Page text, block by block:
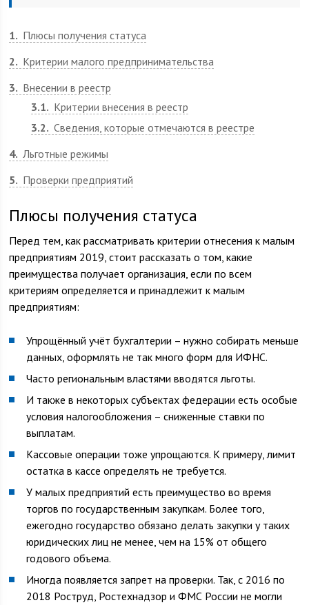
1
Плюсы получения статуса
2
Критерии малого предпринимательства
3
Внесении в реестр
3.1
Критерии внесения в реестр
3.2
Сведения, которые отмечаются в реестре
4 Льготные режимы
5
Проверки предприятий
Плюсы получения статуса
Перед тем, как рассматривать критерии отнесения к малым
предприятиям 2019, стоит рассказать о том, какие
преимущества получает организация, если по всем
критериям определяется и принадлежит к малым
предприятиям:
Упрощённый учёт бухгалтерии – нужно собирать меньше
данных, оформлять не так много форм для ИФНС.
Часто региональным властями вводятся льготы.
И также в некоторых субъектах федерации есть особые
условия налогообложения – сниженные ставки по
выплатам.
Кассовые операции тоже упрощаются. К примеру, лимит
остатка в кассе определять не требуется.
У малых предприятий есть преимущество во время
торгов по государственным закупкам. Более того,
ежегодно государство обязано делать закупки у таких
юридических лиц не менее, чем на 15% от общего
годового объема.
Иногда появляется запрет на проверки. Так, с 2016 по
2018 Роструд, Ростехнадзор и ФМС России не могли